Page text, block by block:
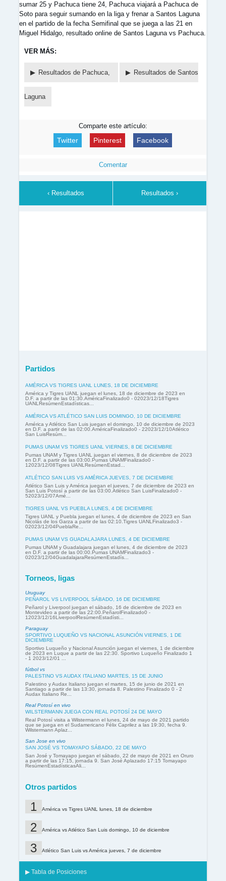
sumar 25 y Pachuca tiene 24, Pachuca viajará a Pachuca de
Soto para seguir sumando en la liga y frenar a Santos Laguna
en el partido de la fecha Semifinal que se juega a las 21 en
Miguel Hidalgo, resultado online de Santos Laguna vs Pachuca.
VER MÁS:
Resultados de Pachuca, Resultados de Santos
Laguna
Comparte este artículo:
Twitter Pinterest Facebook
Comentar
‹ Resultados Resultados ›
Partidos
AMÉRICA VS TIGRES UANL LUNES, 18 DE DICIEMBRE
América y Tigres UANL juegan el lunes, 18 de diciembre de 2023 en
D.F. a partir de las 01:30.AméricaFinalizado0 - 02023/12/18Tigres
UANLResúmenEstadísticas...
AMÉRICA VS ATLÉTICO SAN LUIS DOMINGO, 10 DE DICIEMBRE
América y Atlético San Luis juegan el domingo, 10 de diciembre de 2023
en D.F. a partir de las 02:00.AméricaFinalizado0 - 22023/12/10Atlético
San LuisResúm...
PUMAS UNAM VS TIGRES UANL VIERNES, 8 DE DICIEMBRE
Pumas UNAM y Tigres UANL juegan el viernes, 8 de diciembre de 2023
en D.F. a partir de las 03:00.Pumas UNAMFinalizado0 -
12023/12/08Tigres UANLResúmenEstad...
ATLÉTICO SAN LUIS VS AMÉRICA JUEVES, 7 DE DICIEMBRE
Atlético San Luis y América juegan el jueves, 7 de diciembre de 2023 en
San Luis Potosí a partir de las 03:00.Atlético San LuisFinalizado0 -
52023/12/07Amé...
TIGRES UANL VS PUEBLA LUNES, 4 DE DICIEMBRE
Tigres UANL y Puebla juegan el lunes, 4 de diciembre de 2023 en San
Nicolás de los Garza a partir de las 02:10.Tigres UANLFinalizado3 -
02023/12/04PueblaRe...
PUMAS UNAM VS GUADALAJARA LUNES, 4 DE DICIEMBRE
Pumas UNAM y Guadalajara juegan el lunes, 4 de diciembre de 2023
en D.F. a partir de las 00:00.Pumas UNAMFinalizado3 -
02023/12/04GuadalajaraResúmenEstadís...
Torneos, ligas
Uruguay
PEÑAROL VS LIVERPOOL SÁBADO, 16 DE DICIEMBRE
Peñarol y Liverpool juegan el sábado, 16 de diciembre de 2023 en
Montevideo a partir de las 22:00.PeñarolFinalizado0 -
12023/12/16LiverpoolResúmenEstadísti...
Paraguay
SPORTIVO LUQUEÑO VS NACIONAL ASUNCIÓN VIERNES, 1 DE
DICIEMBRE
Sportivo Luqueño y Nacional Asunción juegan el viernes, 1 de diciembre
de 2023 en Luque a partir de las 22:30. Sportivo Luqueño Finalizado 1
- 1 2023/12/01 ...
fútbol vs
PALESTINO VS AUDAX ITALIANO MARTES, 15 DE JUNIO
Palestino y Audax Italiano juegan el martes, 15 de junio de 2021 en
Santiago a partir de las 13:30, jornada 8. Palestino Finalizado 0 - 2
Audax Italiano Re...
Real Potosí en vivo
WILSTERMANN JUEGA CON REAL POTOSÍ 24 DE MAYO
Real Potosí visita a Wilstermann el lunes, 24 de mayo de 2021 partido
que se juega en el Sudamericano Félix Caprilez a las 19:30, fecha 9.
Wilstermann Aplaz...
San Jose en vivo
SAN JOSÉ VS TOMAYAPO SÁBADO, 22 DE MAYO
San José y Tomayapo juegan el sábado, 22 de mayo de 2021 en Oruro
a partir de las 17:15, jornada 9. San José Aplazado 17:15 Tomayapo
ResúmenEstadísticasAli...
Otros partidos
América vs Tigres UANL lunes, 18 de diciembre
América vs Atlético San Luis domingo, 10 de diciembre
Atlético San Luis vs América jueves, 7 de diciembre
▶ Tabla de Posiciones